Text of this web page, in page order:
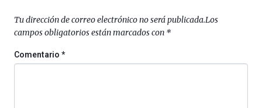
Tu dirección de correo electrónico no será publicada.Los
campos obligatorios están marcados con *
Comentario*